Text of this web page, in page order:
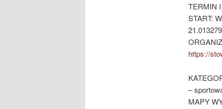
TERMIN
START:
https://
–
MAPY